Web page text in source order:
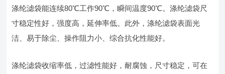
涤纶滤袋能连续80℃工作90℃，瞬间温度90℃。涤纶滤袋尺
寸稳定性好，强度高，延伸率低。此外，涤纶滤袋表面光
洁、易于除尘、操作阻力小、综合抗化性能好。
涤纶滤袋收缩率低，过滤性能好，耐腐蚀，尺寸稳定，可在